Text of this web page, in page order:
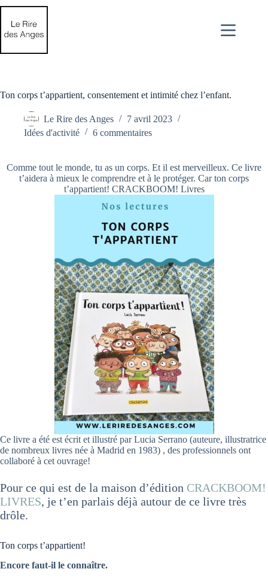
Passer
contenu
Ton corps t’appartient, consentement et intimité chez l’enfant.
Le Rire des Anges
7 avril 2023
Idées d'activité
6 commentaires
Comme tout le monde, tu as un corps. Et il est merveilleux. Ce livre
t’aidera à mieux le comprendre et à le protéger. Car ton corps
t’appartient! CRACKBOOM! Livres
Ce livre a été est écrit et illustré par Lucia Serrano (auteure, illustratrice
de nombreux livres née à Madrid en 1983) , des professionnels ont
collaboré à cet ouvrage!
Pour ce qui est de la maison d’édition CRACKBOOM!
LIVRES, je t’en parlais déjà autour de ce livre très
drôle.
Ton corps t’appartient!
Encore faut-il le connaître.